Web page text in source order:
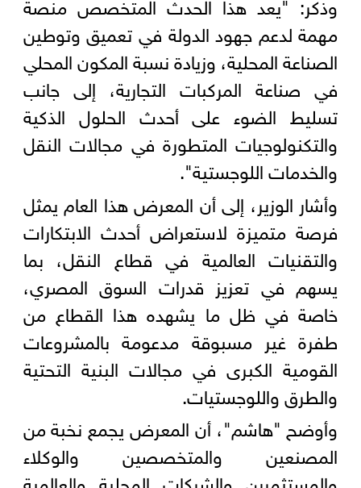
مهمة لدعم جهود الدولة في تعميق وتوطين
الصناعة المحلية، وزيادة نسبة المكون المحلي
في صناعة المركبات التجارية، إلى جانب
تسليط الضوء على أحدث الحلول الذكية
والتكنولوجيات المتطورة في مجالات النقل
والخدمات اللوجستية".
وأشار الوزير، إلى أن المعرض هذا العام يمثل
فرصة متميزة لاستعراض أحدث الابتكارات
والتقنيات العالمية في قطاع النقل، بما
يسهم في تعزيز قدرات السوق المصري،
خاصة في ظل ما يشهده هذا القطاع من
طفرة غير مسبوقة مدعومة بالمشروعات
القومية الكبرى في مجالات البنية التحتية
والطرق واللوجستيات.
وأوضح "هاشم"، أن المعرض يجمع نخبة من
المصنعين والمتخصصين والوكلاء